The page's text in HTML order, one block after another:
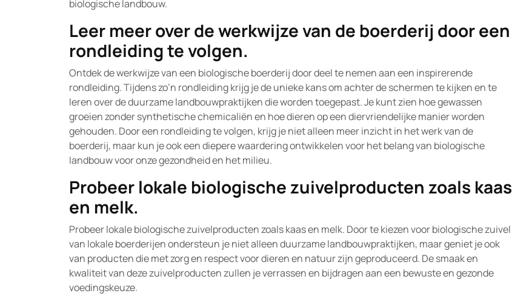
biologische landbouw.
Leer meer over de werkwijze van de boerderij door een
rondleiding te volgen.
Ontdek de werkwijze van een biologische boerderij door deel te nemen aan een inspirerende
rondleiding. Tijdens zo’n rondleiding krijg je de unieke kans om achter de schermen te kijken en te
leren over de duurzame landbouwpraktijken die worden toegepast. Je kunt zien hoe gewassen
groeien zonder synthetische chemicaliën en hoe dieren op een diervriendelijke manier worden
gehouden. Door een rondleiding te volgen, krijg je niet alleen meer inzicht in het werk van de
boerderij, maar kun je ook een diepere waardering ontwikkelen voor het belang van biologische
landbouw voor onze gezondheid en het milieu.
Probeer lokale biologische zuivelproducten zoals kaas
en melk.
Probeer lokale biologische zuivelproducten zoals kaas en melk. Door te kiezen voor biologische zuivel
van lokale boerderijen ondersteun je niet alleen duurzame landbouwpraktijken, maar geniet je ook
van producten die met zorg en respect voor dieren en natuur zijn geproduceerd. De smaak en
kwaliteit van deze zuivelproducten zullen je verrassen en bijdragen aan een bewuste en gezonde
voedingskeuze.